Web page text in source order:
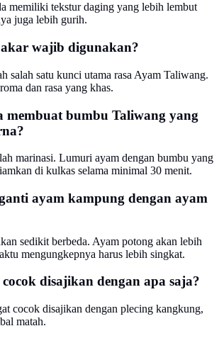
memiliki tekstur daging yang lebih lembut
juga lebih gurih.
wajib digunakan?
salah satu kunci utama rasa Ayam Taliwang.
dan rasa yang khas.
membuat bumbu Taliwang yang
marinasi. Lumuri ayam dengan bumbu yang
di kulkas selama minimal 30 menit.
ayam kampung dengan ayam
sedikit berbeda. Ayam potong akan lebih
mengungkepnya harus lebih singkat.
disajikan dengan apa saja?
cocok disajikan dengan plecing kangkung,
matah.